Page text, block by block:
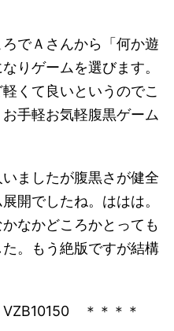
でＡさんから「何か遊
りゲームを選びます。
くて良いというのでこ
手軽お気軽腹黒ゲーム
ましたが腹黒さが健全
開でしたね。ははは。
なかどころかとっても
。もう絶版ですが結構
＊＊＊＊